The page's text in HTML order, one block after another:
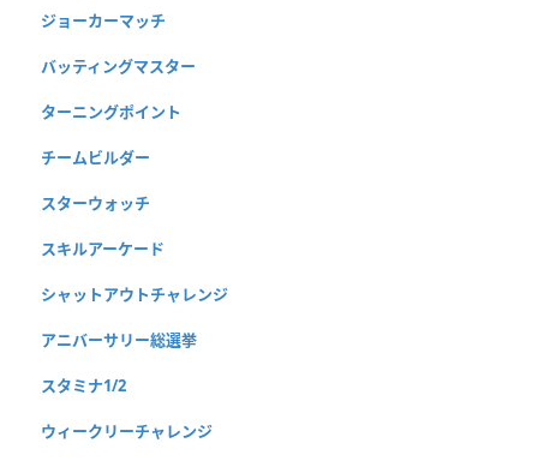
ジョーカーマッチ
バッティングマスター
ターニングポイント
チームビルダー
スターウォッチ
スキルアーケード
シャットアウトチャレンジ
アニバーサリー総選挙
スタミナ1/2
ウィークリーチャレンジ